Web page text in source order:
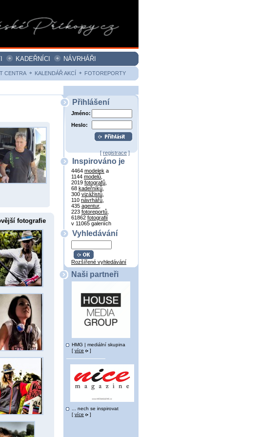
KADEŘNÍCI
NÁVRHÁŘI
CENTRA KALENDÁŘ AKCÍ FOTOREPORTY
fotografie
Přihlášení
Jméno:
Heslo:
[registrace]
Inspirováno je
4464 modelek a
1144 modelů
2019 fotografů
68 kadeřníků
300 vizážistů
110 návrhářů
435 agentur,
223 fotoreportů
61862 fotografií
v 11065 galeriích
Vyhledávání
Rozšířené vyhledávání
Naši partneři
HMG | mediální skupina
[ více ]
... nech se inspirovat
[ více ]